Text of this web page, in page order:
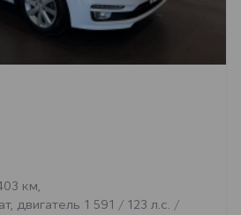
км,
двигатель 1 591 / 123 л.с. /